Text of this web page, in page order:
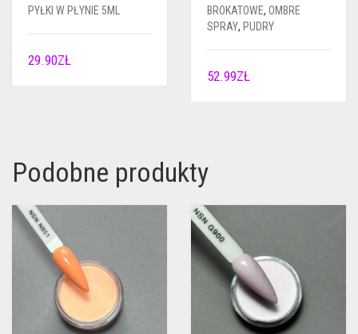
PYŁKI W PŁYNIE 5ML
29.90ZŁ
BROKATOWE, OMBRE
SPRAY, PUDRY
52.99ZŁ
Podobne produkty